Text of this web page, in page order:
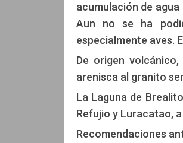
acumulación de
Aun no se ha
especialmente aves.
De origen
arenisca al granito
La Laguna de
Refujio y Luracatao,
Recomendaciones